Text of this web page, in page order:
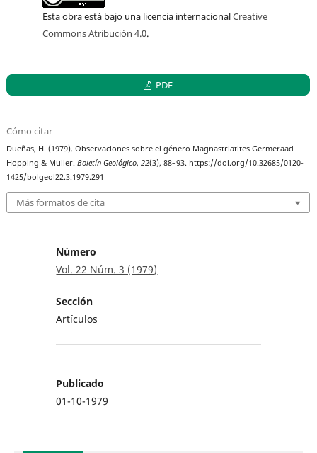
Esta obra está bajo una licencia internacionalCreative
Commons Atribución 4.0.
PDF
Cómo citar
Dueñas, H. (1979). Observaciones sobre el género Magnastriatites Germeraad
Hopping & Muller.Boletín Geológico,22(3), 88–93. https://doi.org/10.32685/0120-
1425/bolgeol22.3.1979.291
Más formatos de cita
Número
Vol. 22 Núm. 3 (1979)
Sección
Artículos
Publicado
01-10-1979